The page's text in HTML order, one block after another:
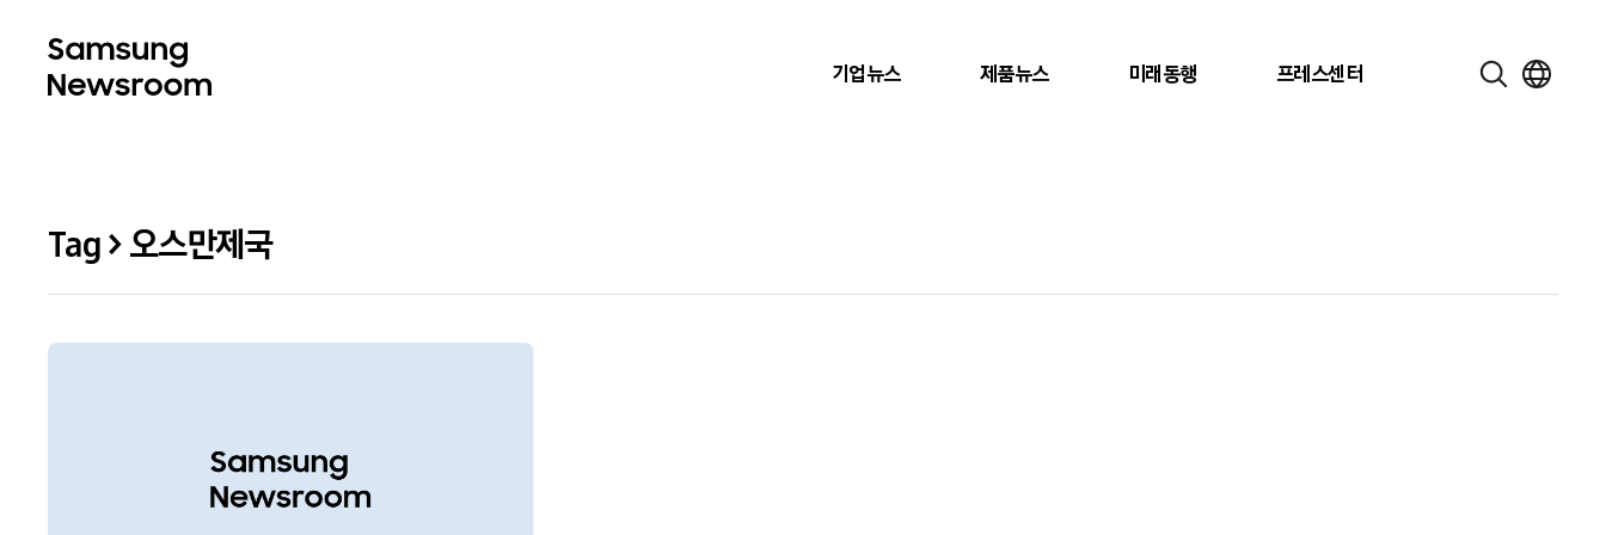
기업뉴스 제품뉴스 미래동행 프레스센터
Tag > 오스만제국